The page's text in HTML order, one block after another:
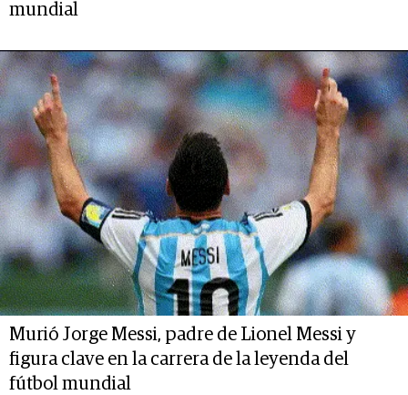
mundial
Murió Jorge Messi, padre de Lionel Messi y
figura clave en la carrera de la leyenda del
fútbol mundial